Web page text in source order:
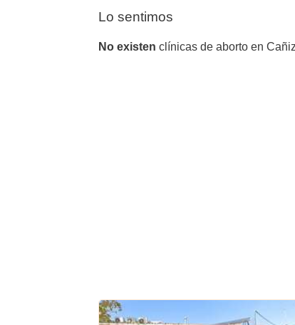
Lo sentimos
No existen clínicas de aborto en